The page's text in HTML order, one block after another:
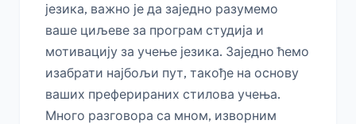
језика, важно је да заједно разумемо
ваше циљеве за програм студија и
мотивацију за учење језика. Заједно ћемо
изабрати најбољи пут, такође на основу
ваших преферираних стилова учења.
Много разговора са мном, изворним